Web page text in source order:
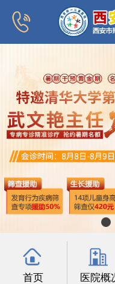
新闻中心
专家团队
科室导航
行为发育科
小儿内分泌科
首页 医院概